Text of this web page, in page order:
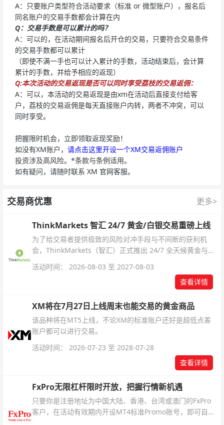
A：只要账户类型符合活动要求（标准 or 微型账户），报名后
同名账户的交易手数都会计算在内
Q：交易手数是可以累计的吗？
A：可以的，在活动期间报名后开仓的交易，只要符合交易条件
的交易手数都可以累计
（即使不满一手也可以计入累计的手数，活动结束后，会计算
累计的手数，并给予相应的返现）
Q:本次活动的交易返现是否可以同时享受荔枝的交易返佣：
A：可以，本活动的交易返现是由xm在活动后直接支付给客
户，荔枝的交易返佣是每天直接账户内转，两者不冲突，可以
同时享受。
把握限时机会，立即领取返现奖励！
如没有XM账户， 请点击这里开设一个XM交易返佣账户
投资涉及高风险。*条款与条例适用。
如有疑问，请随时联系 XM 官网客服。
交易商优惠 更多>
ThinkMarkets 智汇 24/7 黄金/白银交易重磅上线
为了给交易者提供极致的风险对冲手段与不间断的获利机
会，ThinkMarkets（智汇）正式推出 24/7 全天候黄金与白
杆配置、支持软件及交易细则。
活动时间： 2026-08-03 至 2027-08-03
查看详情
XM将在7月27日上线周末也能交易的黄金商品
该品种将在MT5上线，不论XM的标准账户还好是超低点差
账户都可以进行交易。
活动时间： 2026-07-23 至 2028-07-28
查看详情
FxPro无限杠杆限时开放，把握行情新机遇
只要你是注册地址为中国大陆、香港、台湾或澳门的FxPro
客户，在活动有效期内开设MT4标准Promo账号，即可自动